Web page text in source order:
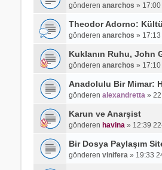
gönderen anarchos »
Theodor Adorno:
gönderen anarchos »
Kuklanın Ruhu, John
gönderen anarchos »
Anadolulu Bir Mimar:
gönderen alexandretta»
Karun ve Anarşist
gönderen havina» 12:39
Bir Dosya Paylaşım
gönderen vinifera» 19:33